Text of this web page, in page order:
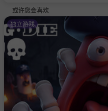
或许您会喜欢
独立游戏